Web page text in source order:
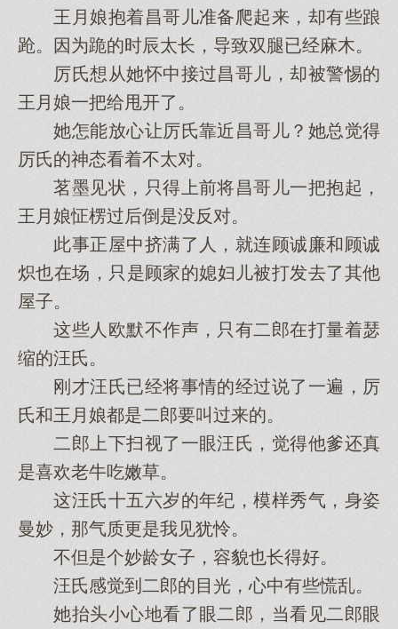
王月娘抱着昌哥儿准备爬起来，却有些踉
跄。因为跪的时辰太长，导致双腿已经麻木。
厉氏想从她怀中接过昌哥儿，却被警惕的
王月娘一把给甩开了。
她怎能放心让厉氏靠近昌哥儿？她总觉得
厉氏的神态看着不太对。
茗墨见状，只得上前将昌哥儿一把抱起，
王月娘怔楞过后倒是没反对。
此事正屋中挤满了人，就连顾诚廉和顾诚
炽也在场，只是顾家的媳妇儿被打发去了其他
屋子。
这些人欧默不作声，只有二郎在打量着瑟
缩的汪氏。
刚才汪氏已经将事情的经过说了一遍，厉
氏和王月娘都是二郎要叫过来的。
二郎上下扫视了一眼汪氏，觉得他爹还真
是喜欢老牛吃嫩草。
这汪氏十五六岁的年纪，模样秀气，身姿
曼妙，那气质更是我见犹怜。
不但是个妙龄女子，容貌也长得好。
汪氏感觉到二郎的目光，心中有些慌乱。
她抬头小心地看了眼二郎，当看见二郎眼